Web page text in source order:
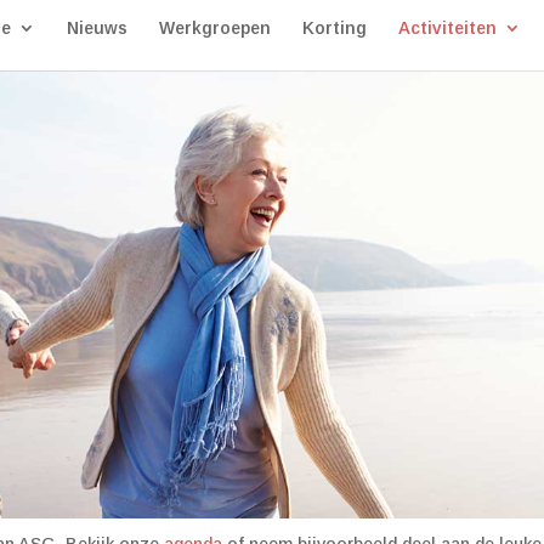
Nieuws Werkgroepen Korting Activiteiten